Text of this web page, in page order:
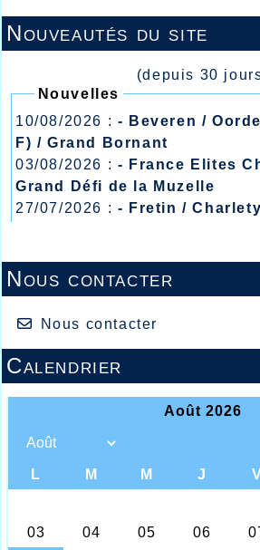
Nouveautés du site
(depuis 30
Nouvelles
10/08/2026 : - Beveren /
F) / Grand Bornant
03/08/2026 : - France Elites
Grand Défi de la Muzelle
27/07/2026 : - Fretin /
13/07/2026 : - Lyon / Meeting
Régionaux /
Nous contacter
Nous contacter
Calendrier
LE CLUB
Le rendez-vous est
incontournable,
indispensable et
année aux championnats
est le meilleur moyen
santé du club et la